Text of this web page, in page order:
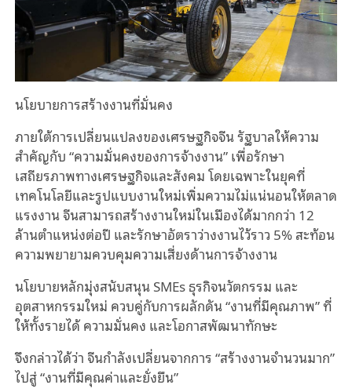
นโยบายการสร้างงานที่มั่นคง
ภายใต้การเปลี่ยนแปลงของเศรษฐกิจจีน รัฐบาลให้ความ
สำคัญกับ “ความมั่นคงของการจ้างงาน” เพื่อรักษา
เสถียรภาพทางเศรษฐกิจและสังคม โดยเฉพาะในยุคที่
เทคโนโลยีและรูปแบบงานใหม่เพิ่มความไม่แน่นอนให้ตลาด
แรงงาน จีนสามารถสร้างงานใหม่ในเมืองได้มากกว่า 12
ล้านตำแหน่งต่อปี และรักษาอัตราว่างงานไว้ราว 5% สะท้อน
ความพยายามควบคุมความเสี่ยงด้านการจ้างงาน
นโยบายหลักมุ่งสนับสนุน SMEs ธุรกิจนวัตกรรม และ
อุตสาหกรรมใหม่ ควบคู่กับการผลักดัน “งานที่มีคุณภาพ” ที่
ให้ทั้งรายได้ ความมั่นคง และโอกาสพัฒนาทักษะ
จึงกล่าวได้ว่า จีนกำลังเปลี่ยนจากการ “สร้างงานจำนวนมาก”
ไปสู่ “งานที่มีคุณค่าและยั่งยืน”